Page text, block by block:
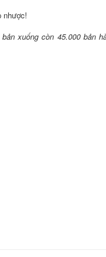
nhược!
xuống còn 45.000 bản